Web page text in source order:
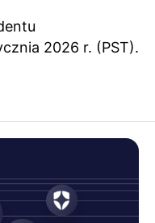
2026 r. (PST).
przyjaznych